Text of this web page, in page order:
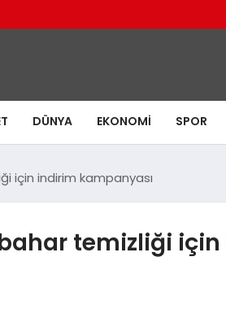
DÜNYA EKONOMI SPOR
için indirim kampanyası
temizliği